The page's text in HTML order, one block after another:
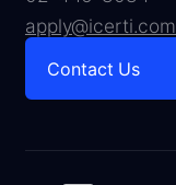
apply@icerti.com
Contact Us